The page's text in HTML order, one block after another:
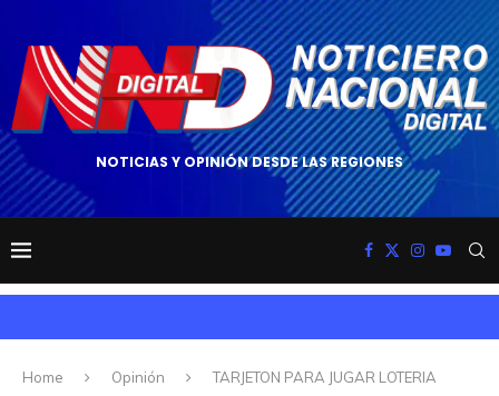
NOTICIAS Y OPINIÓN DESDE LAS REGIONES
Home Opinión TARJETON PARA JUGAR LOTERIA